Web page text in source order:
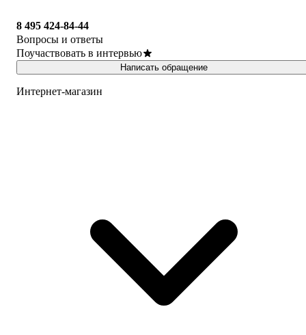
8 495 424-84-44
Вопросы и ответы
Поучаствовать в интервью
Написать обращение
Интернет-магазин